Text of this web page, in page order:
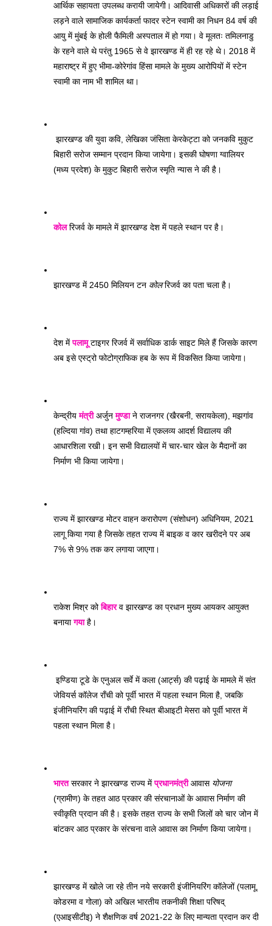
आर्थिक सहायता उपलब्ध करायी जायेगी। आदिवासी अधिकारों की लड़ाई
लड़ने वाले सामाजिक कार्यकर्ता फादर स्टेन स्वामी का निधन 84 वर्ष की
आयु में मुंबई के होली फैमिली अस्पताल में हो गया। वे मूलतः तमिलनाडु
के रहने वाले थे परंतु 1965 से वे झारखण्ड में ही रह रहे थे। 2018 में
महाराष्ट्र में हुए भीमा-कोरेगांव हिंसा मामले के मुख्य आरोपियों में स्टेन
स्वामी का नाम भी शामिल था।
झारखण्ड की युवा कवि, लेखिका जंसिता केरकेट्टा को जनकवि मुकुट
बिहारी सरोज सम्मान प्रदान किया जायेगा। इसकी घोषणा ग्वालियर
(मध्य प्रदेश) के मुकुट बिहारी सरोज स्मृति न्यास ने की है।
कोल रिजर्व के मामले में झारखण्ड देश में पहले स्थान पर है।
झारखण्ड में 2450 मिलियन टन कोल रिजर्व का पता चला है।
देश में पलामू टाइगर रिजर्व में सर्वाधिक डार्क साइट मिले हैं जिसके कारण
अब इसे एस्ट्रो फोटोग्राफिक हब के रूप में विकसित किया जायेगा।
केन्द्रीय मंत्री अर्जुन मुण्डा ने राजनगर (खैरबनी, सरायकेला), मझगांव
(हल्दिया गांव) तथा हाटगम्हरिया में एकलव्य आदर्श विद्यालय की
आधारशिला रखी। इन सभी विद्यालयों में चार-चार खेल के मैदानों का
निर्माण भी किया जायेगा।
राज्य में झारखण्ड मोटर वाहन करारोपण (संशोधन) अधिनियम, 2021
लागू किया गया है जिसके तहत राज्य में बाइक व कार खरीदने पर अब
7% से 9% तक कर लगाया जाएगा।
राकेश मिश्र को बिहार व झारखण्ड का प्रधान मुख्य आयकर आयुक्त
बनाया गया है।
इण्डिया टूडे के एनुअल सर्वे में कला (आर्ट्स) की पढ़ाई के मामले में संत
जेवियर्स कॉलेज राँची को पूर्वी भारत में पहला स्थान मिला है, जबकि
इंजीनियरिंग की पढ़ाई में राँची स्थित बीआइटी मेसरा को पूर्वी भारत में
पहला स्थान मिला है।
भारत सरकार ने झारखण्ड राज्य में प्रधानमंत्री आवास योजना
(ग्रामीण) के तहत आठ प्रकार की संरचानाओं के आवास निर्माण की
स्वीकृति प्रदान की है। इसके तहत राज्य के सभी जिलों को चार जोन में
बांटकर आठ प्रकार के संरचना वाले आवास का निर्माण किया जायेगा।
झारखण्ड में खोले जा रहे तीन नये सरकारी इंजीनियरिंग कॉलेजों (पलामू,
कोडरमा व गोला) को अखिल भारतीय तकनीकी शिक्षा परिषद्
(एआइसीटीइ) ने शैक्षणिक वर्ष 2021-22 के लिए मान्यता प्रदान कर दी